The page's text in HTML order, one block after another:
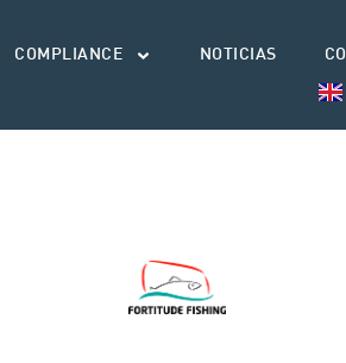
COMPLIANCE NOTICIAS